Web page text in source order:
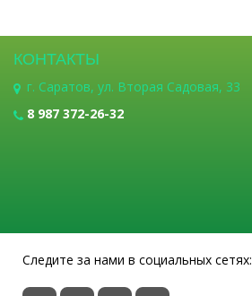
КОНТАКТЫ
г. Саратов, ул. Вторая Садовая, 33
8 987 372-26-32
Следите за нами в социальных сетях: